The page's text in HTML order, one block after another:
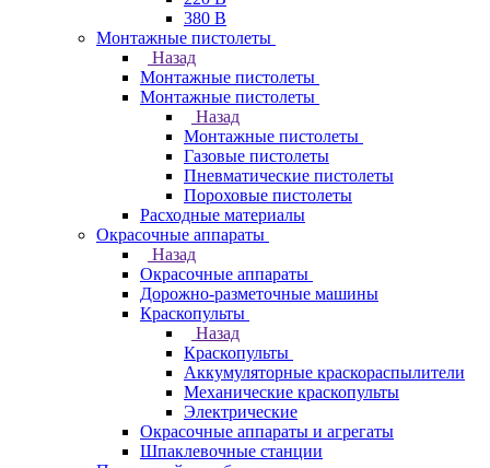
380 В
Монтажные пистолеты
Назад
Монтажные пистолеты
Монтажные пистолеты
Назад
Монтажные пистолеты
Газовые пистолеты
Пневматические пистолеты
Пороховые пистолеты
Расходные материалы
Окрасочные аппараты
Назад
Окрасочные аппараты
Дорожно-разметочные машины
Краскопульты
Назад
Краскопульты
Аккумуляторные краскораспылители
Механические краскопульты
Электрические
Окрасочные аппараты и агрегаты
Шпаклевочные станции